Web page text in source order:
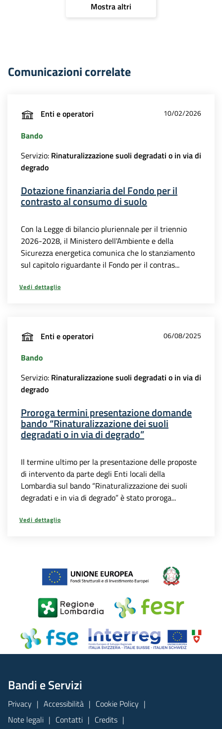
Mostra altri
Comunicazioni correlate
Enti e operatori 10/02/2026
Bando
Servizio: Rinaturalizzazione suoli degradati o in via di
degrado
Dotazione finanziaria del Fondo per il
contrasto al consumo di suolo
Con la Legge di bilancio pluriennale per il triennio
2026-2028, il Ministero dell'Ambiente e della
Sicurezza energetica comunica che lo stanziamento
sul capitolo riguardante il Fondo per il contras...
Vedi dettaglio
Enti e operatori 06/08/2025
Bando
Servizio: Rinaturalizzazione suoli degradati o in via di
degrado
Proroga termini presentazione domande
bando “Rinaturalizzazione dei suoli
degradati o in via di degrado”
Il termine ultimo per la presentazione delle proposte
di intervento da parte degli Enti locali della
Lombardia sul bando “Rinaturalizzazione dei suoli
degradati e in via di degrado” è stato proroga...
Vedi dettaglio
Bandi e Servizi
Privacy Accessibilità
Cookie Policy
Note legali
Contatti Credits